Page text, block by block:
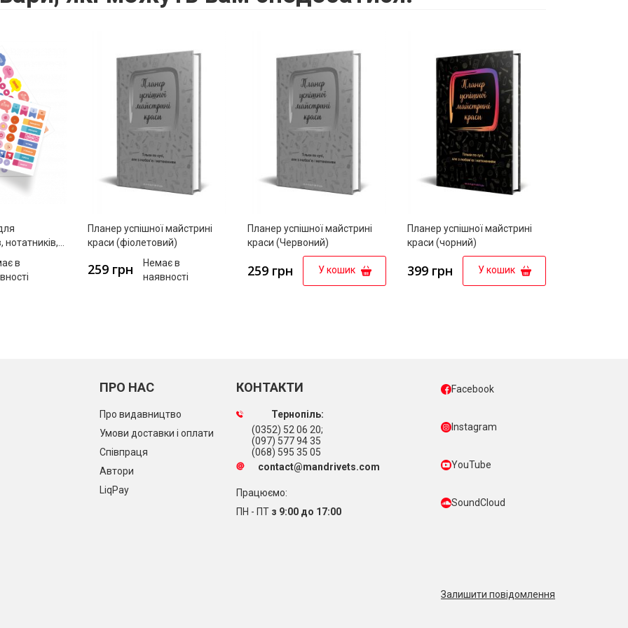
нотатників,
в
Планер успішної майстрині
краси (фіолетовий)
259 грн
Немає в
наявності
Планер успішної майстрині
краси (Червоний)
259 грн У кошик
Планер успішної майстрині
краси (чорний)
399 грн У кошик
ПРО НАС
Про видавництво
Умови доставки і оплати
Співпраця
Автори
LiqPay
КОНТАКТИ
Тернопіль:
(0352) 52 06 20;
(097) 577 94 35
(068) 595 35 05
contact@mandrivets.com
Працюємо:
ПН - ПТ з 9:00 до 17:00
Facebook
Instagram
YouTube
SoundCloud
Залишити повідомлення